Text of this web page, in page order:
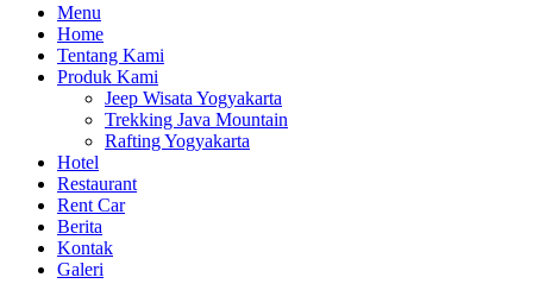
Menu
Home
Tentang Kami
Produk Kami
Jeep Wisata Yogyakarta
Trekking Java Mountain
Rafting Yogyakarta
Hotel
Restaurant
Rent Car
Berita
Kontak
Galeri